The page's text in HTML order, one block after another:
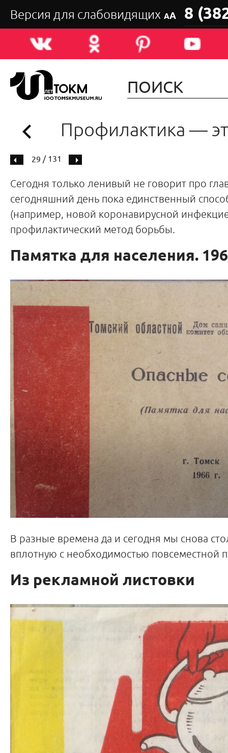
Версия для слабовидящих АА 8
Профилактика —
29 / 131
Сегодня только ленивый не говорит про
сегодняшний день пока единственный
(например, новой коронавирусной
профилактический метод борьбы.
Памятка для населения.
В разные времена да и сегодня мы снова
вплотную с необходимостью повсеместной
Из рекламной листовки